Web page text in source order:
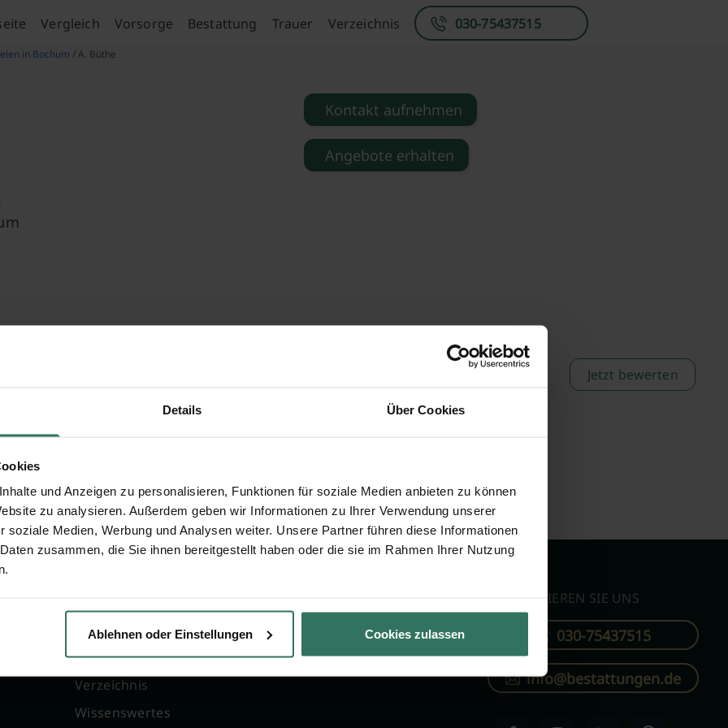
Details Über Cookies
und Anzeigen zu personalisieren, Funktionen für soziale Medien anbieten zu können
zu analysieren. Außerdem geben wir Informationen zu Ihrer Verwendung unserer
soziale Medien, Werbung und Analysen weiter. Unsere Partner führen diese Informationen
zusammen, die Sie ihnen bereitgestellt haben oder die sie im Rahmen Ihrer Nutzung
Ablehnen oder Einstellungen Cookies zulassen
Vergleich Vorsorge Bestattung Trauer Verzeichnis 030-75437515
in Bochum / A. Büthe
Kontakt aufnehmen
Angebote erhalten
Jetzt bewerten
Vergleich
Ratgeber
Verzeichnis
Wissenswertes
Online-Portal
Kostenlos registrieren
KONTAKTIEREN SIE UNS
030-75437515
info@bestattungen.de